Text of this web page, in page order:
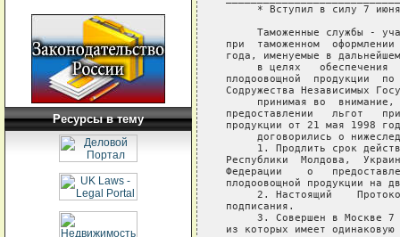
Ресурсы в тему
* Вступил в силу 7
Таможенные службы -
при  таможенном
года, именуемые в
в целях   обеспечения
плодоовощной  продукции
Содружества Независимых
принимая во
предоставлении   льгот
продукции от 21 мая 1998
договорились о
1. Продлить срок
Республики  Молдова,
Федерации    о
плодоовощной продукции на
2. Настоящий
подписания.
3. Совершен в Москве
из которых имеет